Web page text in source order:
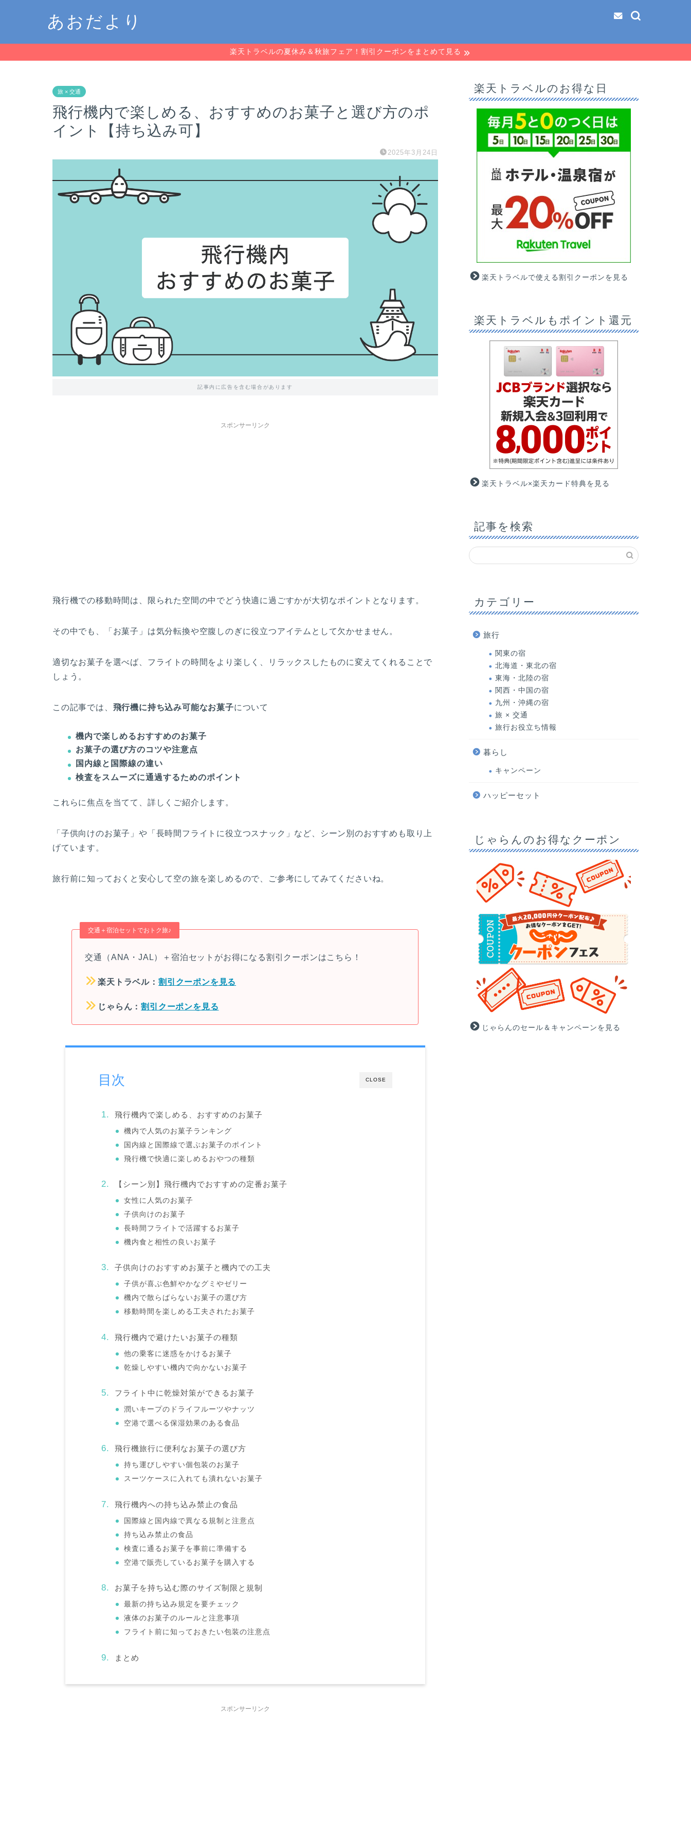
あおだより
楽天トラベルの夏休み＆秋旅フェア！割引クーポンをまとめて見る
旅 × 交通
飛行機内で楽しめる、おすすめのお菓子と選び方のポ
イント【持ち込み可】
2025年3月24日
記事内に広告を含む場合があります
スポンサーリンク
飛行機での移動時間は、限られた空間の中でどう快適に過ごすかが大切なポイントとなります。
その中でも、「お菓子」は気分転換や空腹しのぎに役立つアイテムとして欠かせません。
適切なお菓子を選べば、フライトの時間をより楽しく、リラックスしたものに変えてくれることで
しょう。
この記事では、 飛行機に持ち込み可能なお菓子について
機内で楽しめるおすすめのお菓子
お菓子の選び方のコツや注意点
国内線と国際線の違い
検査をスムーズに通過するためのポイント
これらに焦点を当てて、詳しくご紹介します。
「子供向けのお菓子」や「長時間フライトに役立つスナック」など、シーン別のおすすめも取り上
げています。
旅行前に知っておくと安心して空の旅を楽しめるので、ご参考にしてみてくださいね。
交通＋宿泊セットでおトク旅♪
交通（ANA・JAL）＋宿泊セットがお得になる割引クーポンはこちら！
楽天トラベル： 割引クーポンを見る
じゃらん：割引クーポンを見る
CLOSE
目次
飛行機内で楽しめる、おすすめのお菓子
機内で人気のお菓子ランキング
国内線と国際線で選ぶお菓子のポイント
飛行機で快適に楽しめるおやつの種類
【シーン別】飛行機内でおすすめの定番お菓子
女性に人気のお菓子
子供向けのお菓子
長時間フライトで活躍するお菓子
機内食と相性の良いお菓子
子供向けのおすすめお菓子と機内での工夫
子供が喜ぶ色鮮やかなグミやゼリー
機内で散らばらないお菓子の選び方
移動時間を楽しめる工夫されたお菓子
飛行機内で避けたいお菓子の種類
他の乗客に迷惑をかけるお菓子
乾燥しやすい機内で向かないお菓子
フライト中に乾燥対策ができるお菓子
潤いキープのドライフルーツやナッツ
空港で選べる保湿効果のある食品
飛行機旅行に便利なお菓子の選び方
持ち運びしやすい個包装のお菓子
スーツケースに入れても潰れないお菓子
飛行機内への持ち込み禁止の食品
国際線と国内線で異なる規制と注意点
持ち込み禁止の食品
検査に通るお菓子を事前に準備する
空港で販売しているお菓子を購入する
お菓子を持ち込む際のサイズ制限と規制
最新の持ち込み規定を要チェック
液体のお菓子のルールと注意事項
フライト前に知っておきたい包装の注意点
まとめ
スポンサーリンク
楽天トラベルのお得な日
楽天トラベルで使える割引クーポンを見る
楽天トラベルもポイント還元
楽天トラベル×楽天カード特典を見る
記事を検索
カテゴリー
旅行
関東の宿
北海道・東北の宿
東海・北陸の宿
関西・中国の宿
九州・沖縄の宿
旅 × 交通
旅行お役立ち情報
暮らし
キャンペーン
ハッピーセット
じゃらんのお得なクーポン
じゃらんのセール＆キャンペーンを見る